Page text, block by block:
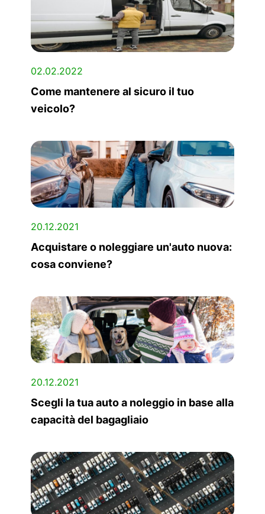
02.02.2022
Come mantenere al sicuro il tuo
veicolo?
20.12.2021
Acquistare o noleggiare un'auto nuova:
cosa conviene?
20.12.2021
Scegli la tua auto a noleggio in base alla
capacità del bagagliaio